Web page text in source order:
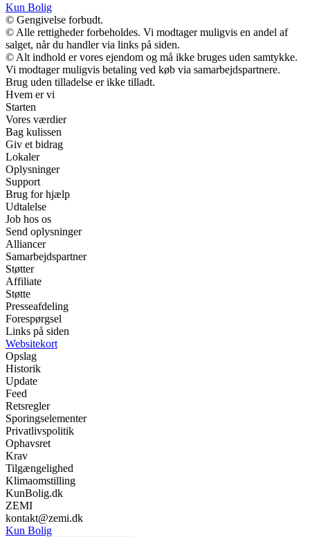
Kun Bolig
© Gengivelse forbudt.
© Alle rettigheder forbeholdes. Vi modtager muligvis en andel af
salget, når du handler via links på siden.
© Alt indhold er vores ejendom og må ikke bruges uden samtykke.
Vi modtager muligvis betaling ved køb via samarbejdspartnere.
Brug uden tilladelse er ikke tilladt.
Hvem er vi
Starten
Vores værdier
Bag kulissen
Giv et bidrag
Lokaler
Oplysninger
Support
Brug for hjælp
Udtalelse
Job hos os
Send oplysninger
Alliancer
Samarbejdspartner
Støtter
Affiliate
Støtte
Presseafdeling
Forespørgsel
Links på siden
Websitekort
Opslag
Historik
Update
Feed
Retsregler
Sporingselementer
Privatlivspolitik
Ophavsret
Krav
Tilgængelighed
Klimaomstilling
KunBolig.dk
ZEMI
kontakt@zemi.dk
Kun Bolig